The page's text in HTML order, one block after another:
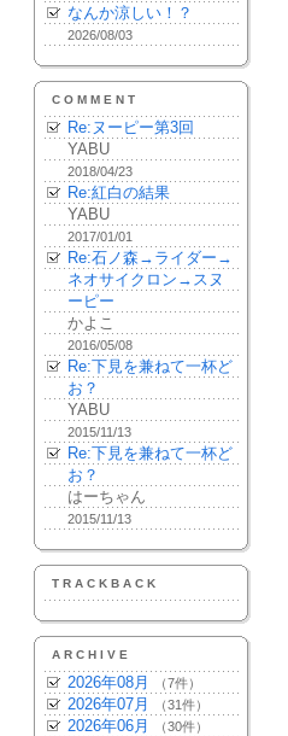
なんか涼しい！？
2026/08/03
COMMENT
Re:ヌーピー第3回
YABU
2018/04/23
Re:紅白の結果
YABU
2017/01/01
Re:石ノ森→ライダー→
ネオサイクロン→スヌ
ーピー
かよこ
2016/05/08
Re:下見を兼ねて一杯ど
お？
YABU
2015/11/13
Re:下見を兼ねて一杯ど
お？
はーちゃん
2015/11/13
TRACKBACK
ARCHIVE
2026年08月 （7件）
2026年07月 （31件）
2026年06月 （30件）